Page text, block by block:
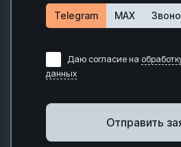
Telegram MAX
Даю согласие на
данных
Отправить